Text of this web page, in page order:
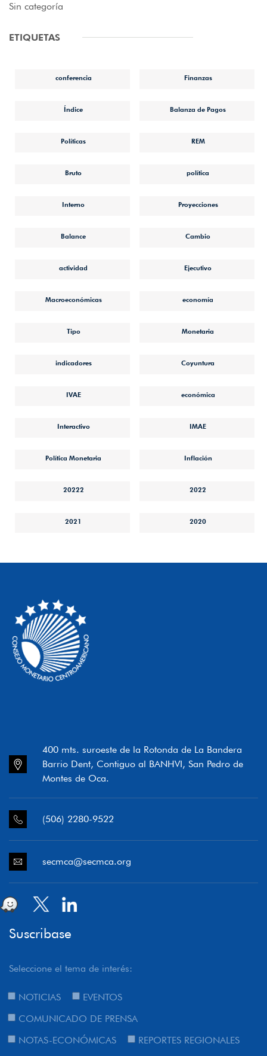
Sin categoría
ETIQUETAS
conferencia Finanzas
Índice Balanza de Pagos
Políticas REM
Bruto política
Interno Proyecciones
Balance Cambio
actividad Ejecutivo
Macroeconómicas economía
Tipo Monetaria
indicadores Coyuntura
IVAE económica
Interactivo IMAE
Política Monetaria Inflación
20222 2022
2021 2020
400 mts. suroeste de la Rotonda de La Bandera
Barrio Dent, Contiguo al BANHVI, San Pedro de
Montes de Oca.
(506) 2280-9522
secmca@secmca.org
Suscribase
Seleccione el tema de interés:
NOTICIAS
EVENTOS
COMUNICADO DE PRENSA
NOTAS-ECONÓMICAS
REPORTES REGIONALES